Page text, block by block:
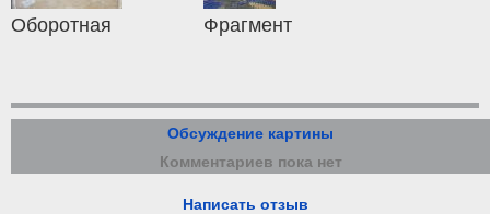
Оборотная Фрагмент
Обсуждение картины
Комментариев пока нет
Написать отзыв